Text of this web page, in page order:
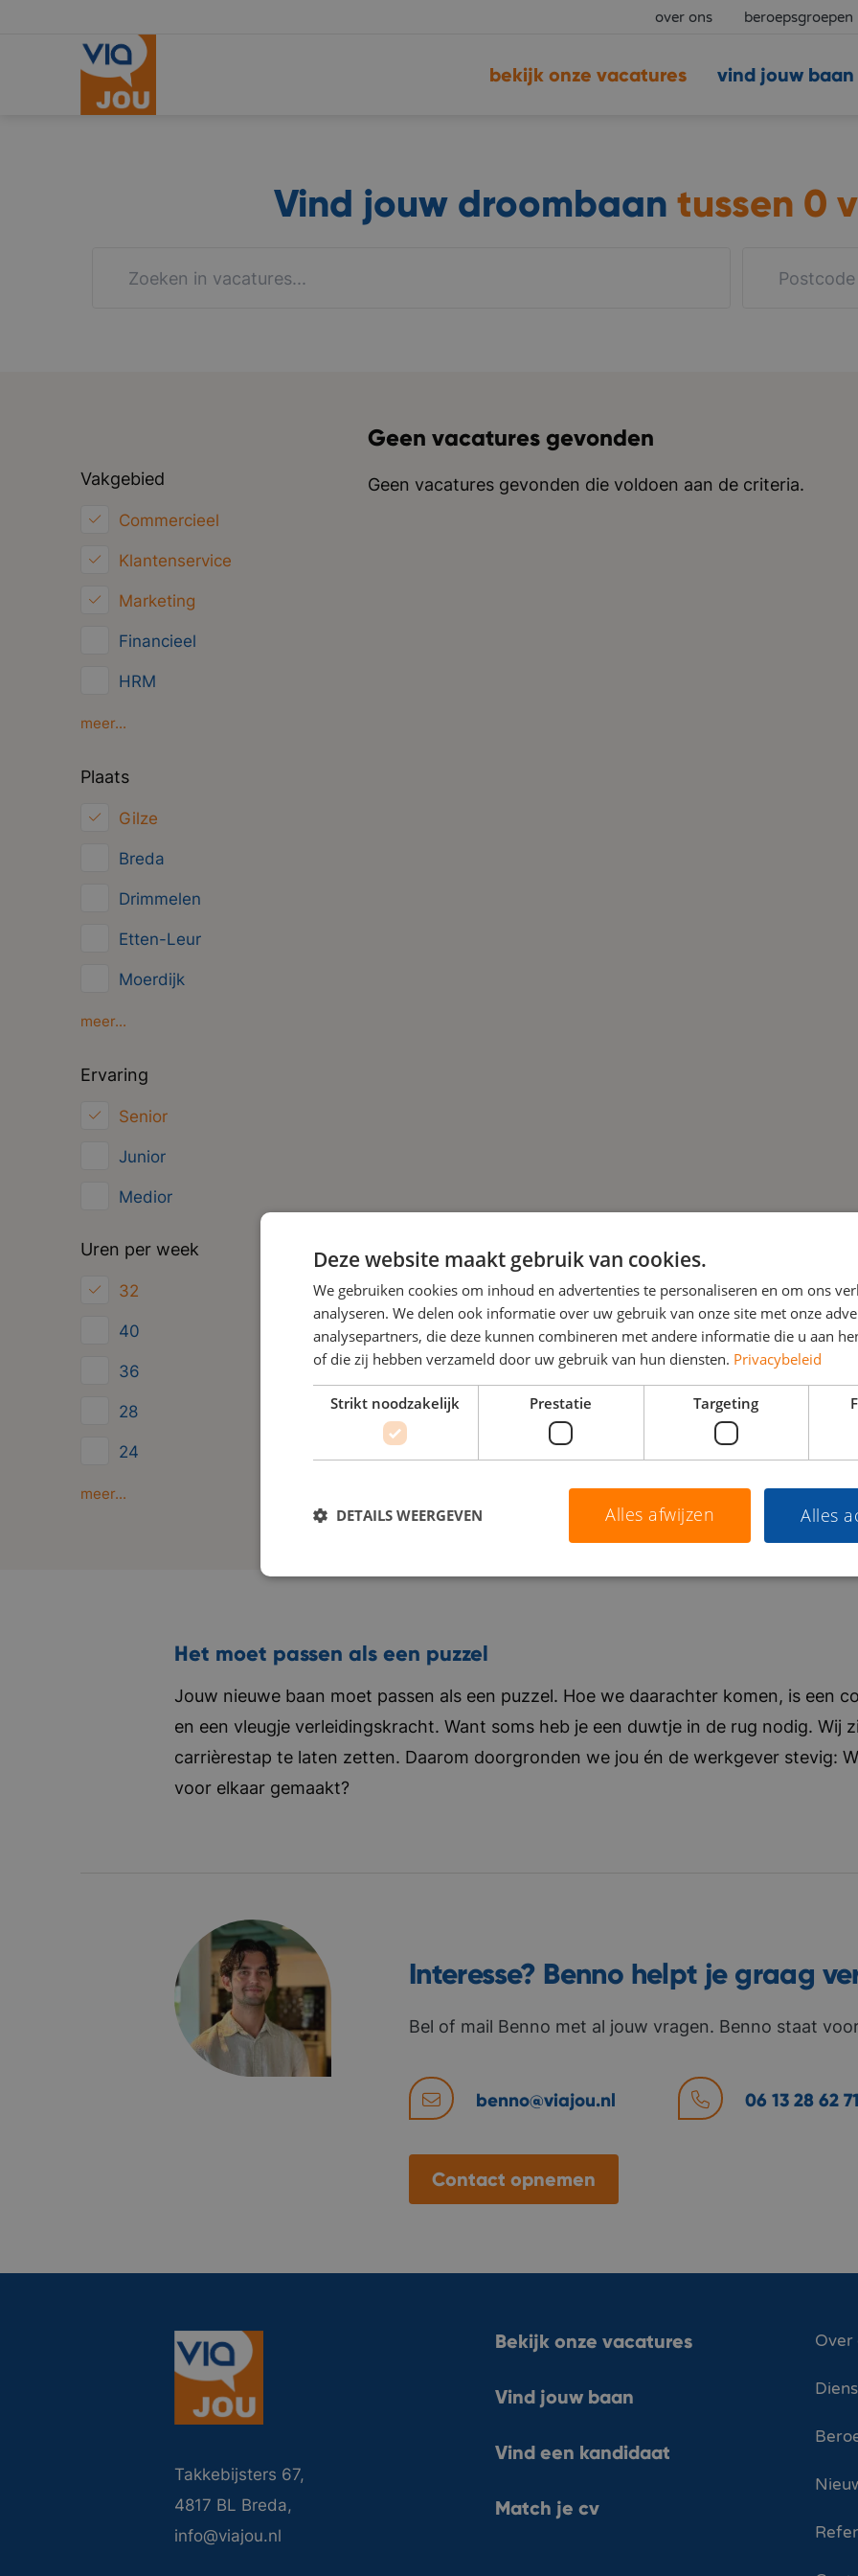
over ons beroepsgroepen
vind jouw baan
bekijk onze vacatures
Vind jouw droombaan tussen 0
Vakgebied
Commercieel
Klantenservice
Marketing
Financieel
HRM
Inkoop/Logistiek
meer...
Plaats
Gilze
Breda
Drimmelen
Etten-Leur
Moerdijk
Oosterhout
meer...
Ervaring
Senior
Junior
Medior
Uren per week
32
40
36
28
24
Minder dan 24
meer...
Geen vacatures gevonden
Geen vacatures gevonden die voldoen aan de criteria.
Het moet passen als een puzzel
Jouw nieuwe baan moet passen als een puzzel. Hoe we daarachter komen, is een
en een vleugje verleidingskracht. Want soms heb je een duwtje in de rug nodig. Wij
carrièrestap te laten zetten. Daarom doorgronden we jou én de werkgever stevig:
voor elkaar gemaakt?
Interesse? Benno helpt je graag
Bel of mail Benno met al jouw vragen. Benno staat
benno@viajou.nl 06 13 28 62
Contact opnemen
Takkebijsters 67,
4817 BL Breda,
info@viajou.nl
Bekijk onze vacatures
Vind jouw baan
Vind een kandidaat
Match je cv
Over
Deze website maakt gebruik van cookies.
We gebruiken cookies om inhoud en advertenties te personaliseren en om ons
analyseren. We delen ook informatie over uw gebruik van onze site met onze
analysepartners, die deze kunnen combineren met andere informatie die u aan
of die zij hebben verzameld door uw gebruik van hun diensten. Privacybeleid
Strikt noodzakelijk Prestatie Targeting
Alles
Alles afwijzen
DETAILS WEERGEVEN